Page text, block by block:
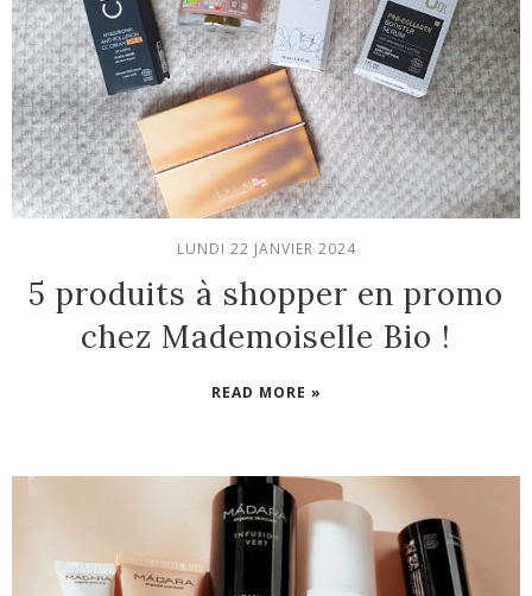
LUNDI 22 JANVIER 2024
5 produits à shopper en promo
chez Mademoiselle Bio !
READ MORE »